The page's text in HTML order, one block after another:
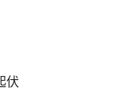
伏